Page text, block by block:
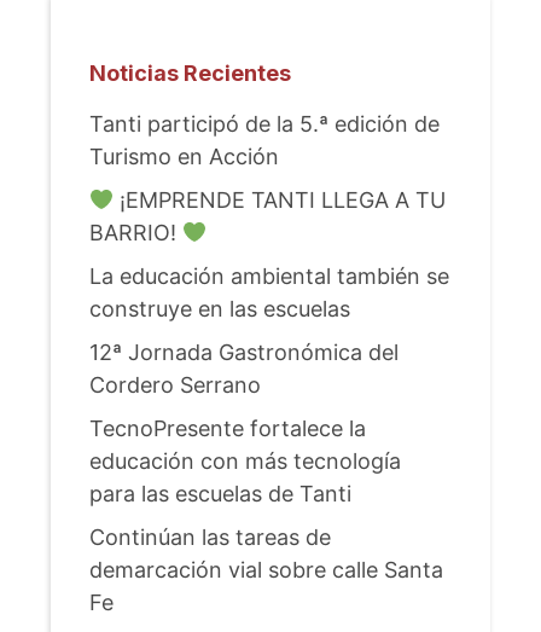
Noticias Recientes
Tanti participó de la 5.ª edición de
Turismo en Acción
¡EMPRENDE TANTI LLEGA A TU
BARRIO!
La educación ambiental también se
construye en las escuelas
12ª Jornada Gastronómica del
Cordero Serrano
TecnoPresente fortalece la
educación con más tecnología
para las escuelas de Tanti
Continúan las tareas de
demarcación vial sobre calle Santa
Fe